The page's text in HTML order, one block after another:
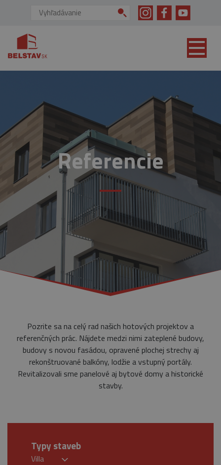
Vyhľadávanie:
Referencie
Pozrite sa na celý rad našich hotových projektov a
referenčných prác. Nájdete medzi nimi zateplené budovy,
budovy s novou fasádou, opravené plochej strechy aj
rekonštruované balkóny, lodžie a vstupný portály.
Revitalizovali sme panelové aj bytové domy a historické
stavby.
Typy staveb
Villa